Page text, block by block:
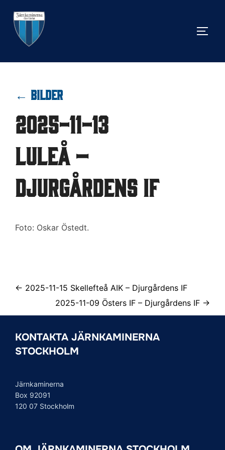
innehåll
← BILDER
2025-11-13
Luleå –
Djurgårdens IF
Foto: Oskar Östedt.
← 2025-11-15 Skellefteå AIK – Djurgårdens IF
2025-11-09 Östers IF – Djurgårdens IF →
KONTAKTA JÄRNKAMINERNA
STOCKHOLM
Järnkaminerna
Box 92091
120 07 Stockholm